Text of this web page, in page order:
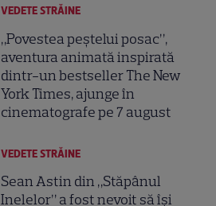
VEDETE STRĂINE
„Povestea peștelui posac”,
aventura animată inspirată
dintr-un bestseller The New
York Times, ajunge în
cinematografe pe 7 august
VEDETE STRĂINE
Sean Astin din „Stăpânul
Inelelor” a fost nevoit să își